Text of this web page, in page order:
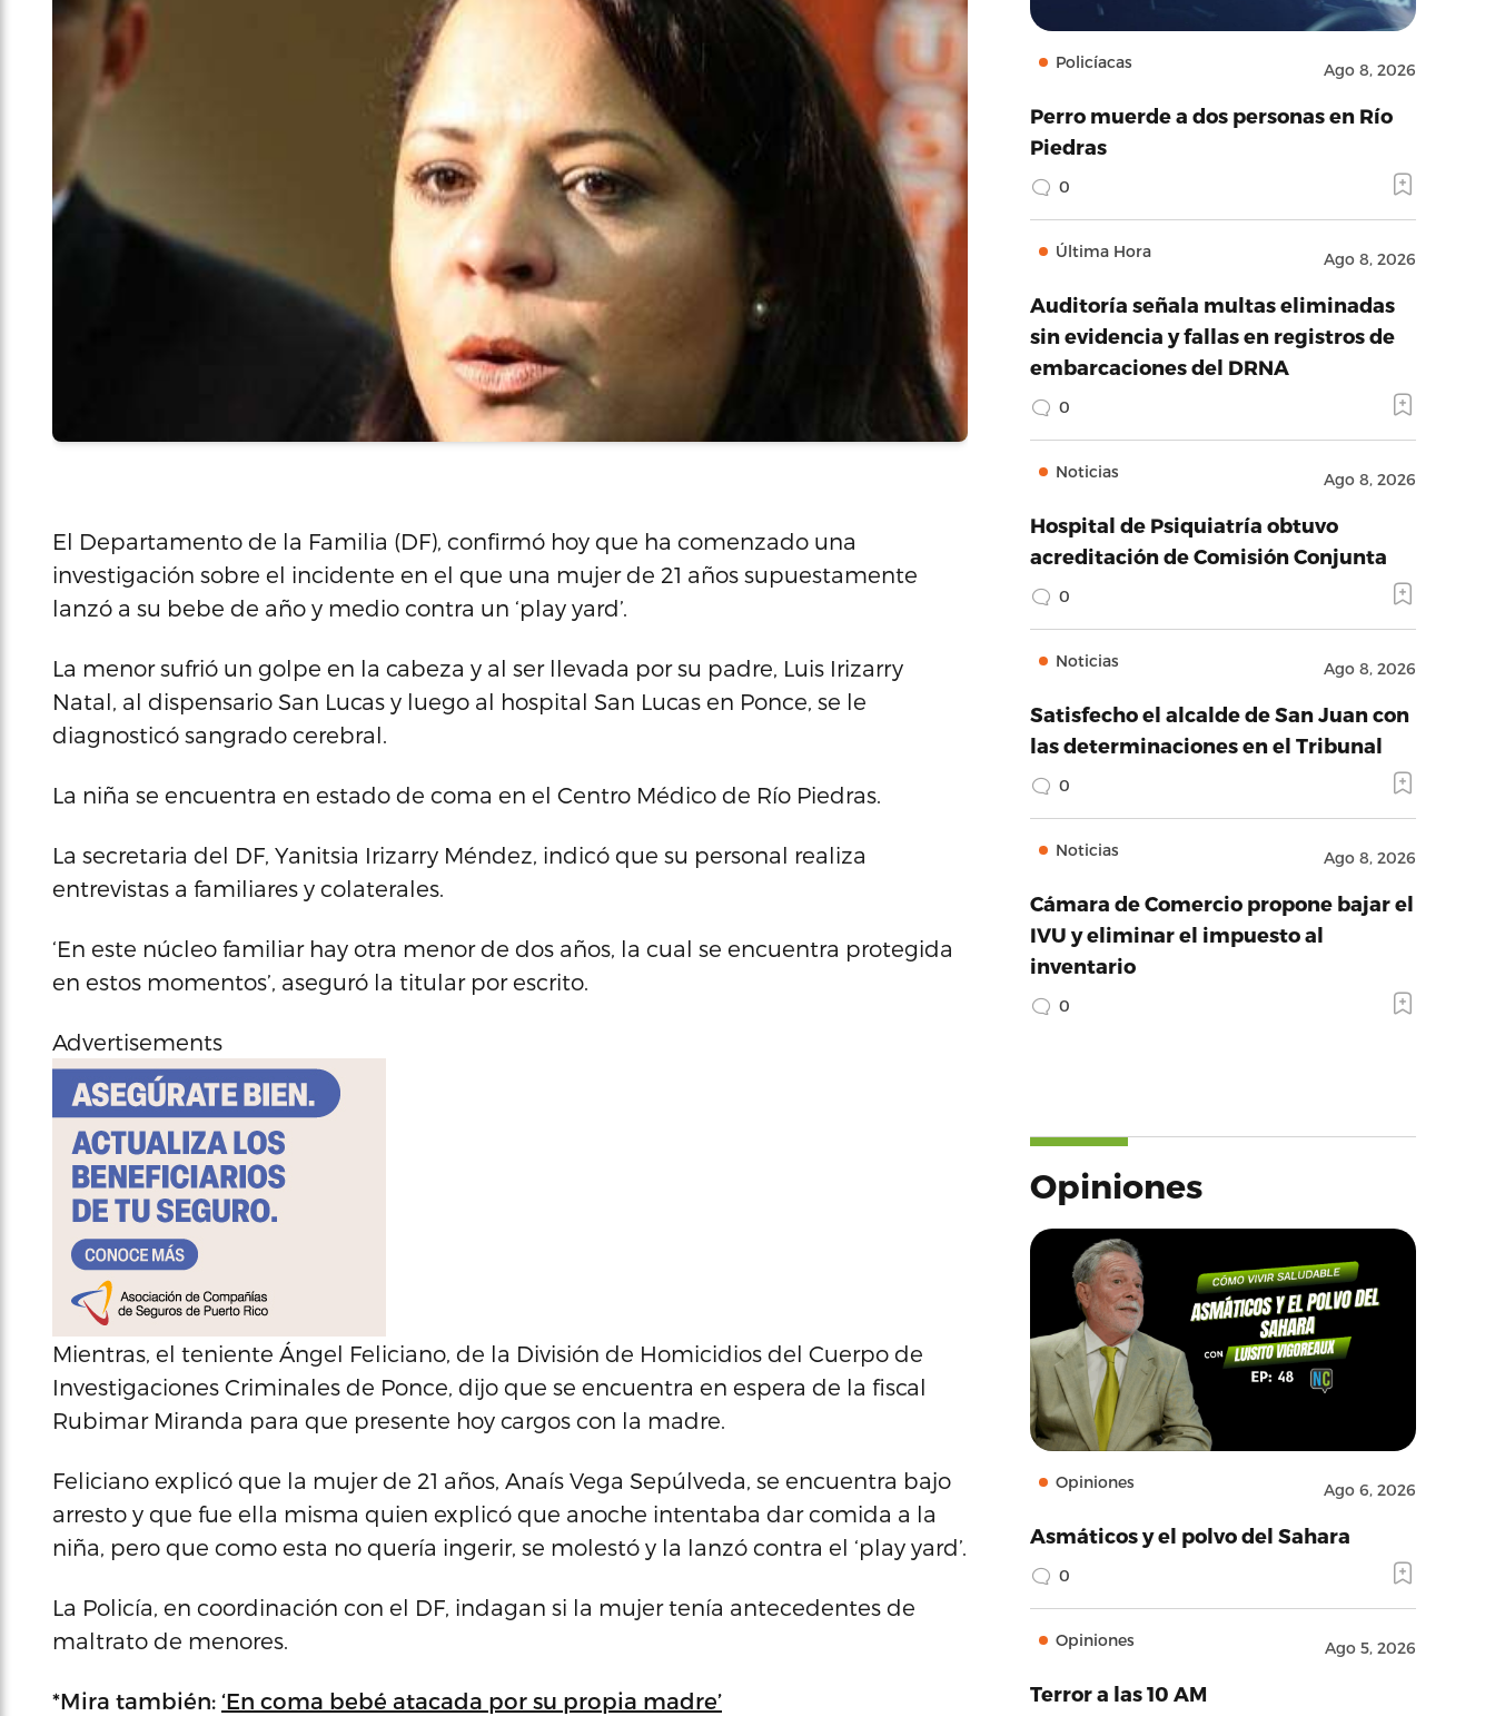
El Departamento de la Familia (DF), confirmó hoy que ha comenzado una
investigación sobre el incidente en el que una mujer de 21 años supuestamente
lanzó a su bebe de año y medio contra un ‘play yard’.
La menor sufrió un golpe en la cabeza y al ser llevada por su padre, Luis Irizarry
Natal, al dispensario San Lucas y luego al hospital San Lucas en Ponce, se le
diagnosticó sangrado cerebral.
La niña se encuentra en estado de coma en el Centro Médico de Río Piedras.
La secretaria del DF, Yanitsia Irizarry Méndez, indicó que su personal realiza
entrevistas a familiares y colaterales.
‘En este núcleo familiar hay otra menor de dos años, la cual se encuentra protegida
en estos momentos’, aseguró la titular por escrito.
Advertisements
Mientras, el teniente Ángel Feliciano, de la División de Homicidios del Cuerpo de
Investigaciones Criminales de Ponce, dijo que se encuentra en espera de la fiscal
Rubimar Miranda para que presente hoy cargos con la madre.
Feliciano explicó que la mujer de 21 años, Anaís Vega Sepúlveda, se encuentra bajo
arresto y que fue ella misma quien explicó que anoche intentaba dar comida a la
niña, pero que como esta no quería ingerir, se molestó y la lanzó contra el ‘play yard’.
La Policía, en coordinación con el DF, indagan si la mujer tenía antecedentes de
maltrato de menores.
*Mira también: ‘En coma bebé atacada por su propia madre’
Policíacas Ago 8, 2026
Perro muerde a dos personas en Río
Piedras
0
Última Hora Ago 8, 2026
Auditoría señala multas eliminadas
sin evidencia y fallas en registros de
embarcaciones del DRNA
0
Noticias Ago 8, 2026
Hospital de Psiquiatría obtuvo
acreditación de Comisión Conjunta
0
Noticias Ago 8, 2026
Satisfecho el alcalde de San Juan con
las determinaciones en el Tribunal
0
Noticias Ago 8, 2026
Cámara de Comercio propone bajar el
IVU y eliminar el impuesto al
inventario
0
Opiniones
Opiniones Ago 6, 2026
Asmáticos y el polvo del Sahara
0
Opiniones Ago 5, 2026
Terror a las 10 AM